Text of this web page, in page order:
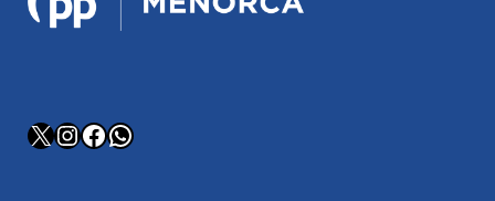
X Instagram
Facebook
WhatsApp